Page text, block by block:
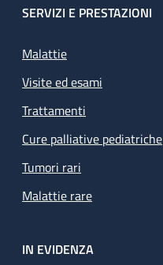
SERVIZI E PRESTAZIONI
Malattie
Visite ed esami
Trattamenti
Cure palliative pediatriche
Tumori rari
Malattie rare
IN EVIDENZA